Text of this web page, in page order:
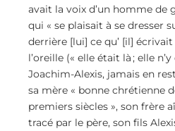
avait la voix d’un homme de
qui « se plaisait à se dresser
derrière [lui] ce qu’ [il]
l’oreille (« elle était là ; elle
Joachim-Alexis, jamais en
sa mère « bonne chrétienne
premiers siècles », son frère
tracé par le père, son fils